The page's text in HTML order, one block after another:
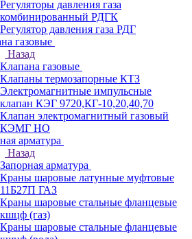
Регуляторы давления газа
комбинированный РДГК
Регулятор давления газа РДГ
газовые
Назад
Клапана газовые
Клапаны термозапорные КТЗ
Электромагнитные импульсные
клапан КЭГ 9720,КГ-10,20,40,70
Клапан электромагнитный газовый
КЭМГ НО
арматура
Назад
Запорная арматура
Краны шаровые латунные муфтовые
11Б27П ГАЗ
Краны шаровые стальные фланцевые
кшцф (газ)
Краны шаровые стальные фланцевые